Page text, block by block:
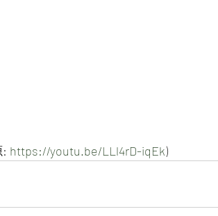
https://youtu.be/LLl4rD-iqEk)